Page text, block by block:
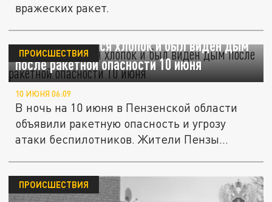
вражеских ракет.
В Пензе раздался хлопок и был виден дым
после ракетной опасности 10 июня
ПРОИСШЕСТВИЯ
10 ИЮНЯ 06:09
В ночь на 10 июня в Пензенской области
объявили ракетную опасность и угрозу
атаки беспилотников. Жители Пензы...
ПРОИСШЕСТВИЯ